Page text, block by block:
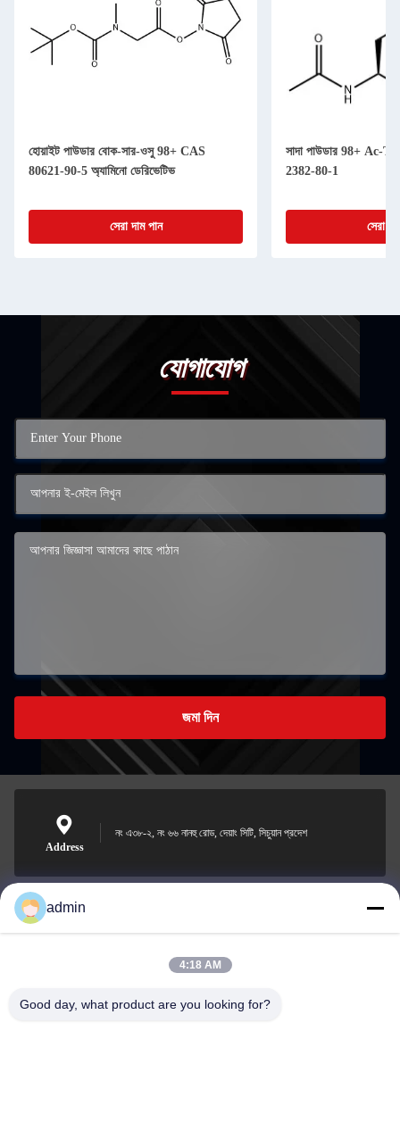
হোয়াইট পাউডার বোক-সার-ওসু 98+ CAS
80621-90-5 অ্যামিনো ডেরিভেটিভ
সেরা দাম পান
সাদা পাউডার 98+ Ac-
2382-80-1
সেরা
যোগাযোগ
জমা দিন
Address
নং এ৩৮-২, নং ৬৬ নানহু রোড, দেয়াং সিটি, সিচুয়ান প্রদেশ
Nero@enlaibio.com
admin
4:18 AM
Good day, what product are you looking for?